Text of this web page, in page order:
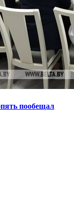
пообещал